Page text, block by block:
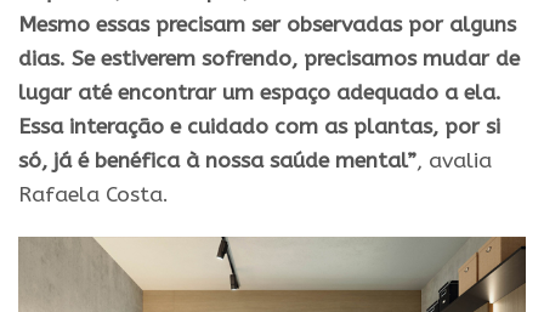
Mesmo essas precisam ser observadas por alguns
dias. Se estiverem sofrendo, precisamos mudar de
lugar até encontrar um espaço adequado a ela.
Essa interação e cuidado com as plantas, por si
só, já é benéfica à nossa saúde mental”, avalia
Rafaela Costa.